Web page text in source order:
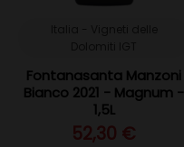
Fontanasanta Manzoni
Bianco 2021 - Magnum -
1,5L
52,30 €